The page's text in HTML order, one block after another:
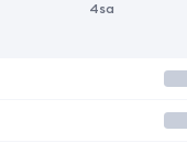
4sa